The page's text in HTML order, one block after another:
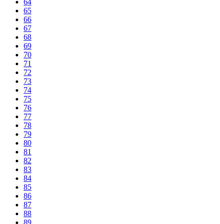
65
66
67
68
69
70
71
72
73
74
75
76
77
78
79
80
81
82
83
84
85
86
87
88
89